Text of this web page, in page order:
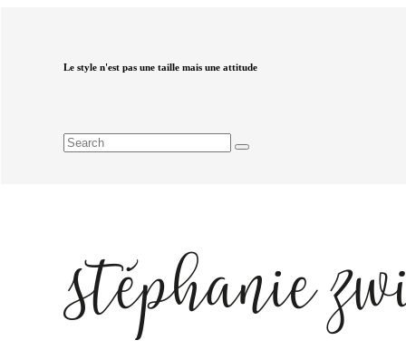
Le style n'est pas une taille mais une attitude